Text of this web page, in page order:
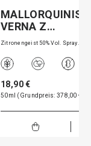
VERNA Z…
Zitronengeist 50% Vol. Spray…
18,90 €
50ml (Grundpreis: 378,00 €